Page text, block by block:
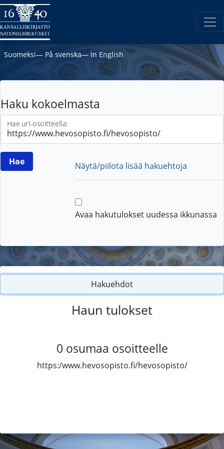
Suomeksi― På svenska― In English
Haku kokoelmasta
Hae url-osoitteella:
Näytä/piilota lisää hakuehtoja
Avaa hakutulokset uudessa ikkunassa
Hakuehdot
Haun tulokset
0 osumaa osoitteelle
https:/www.hevosopisto.fi/hevosopisto/